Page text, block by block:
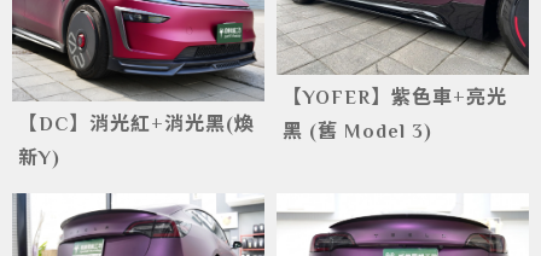
【DC】消光紅+消光黑(煥
新Y)
【YOFER】紫色車+亮光
黑 (舊 Model 3)